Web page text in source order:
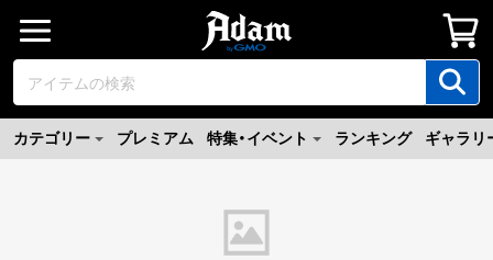
カテゴリー プレミアム 特集・イベント ランキング ギャラリ